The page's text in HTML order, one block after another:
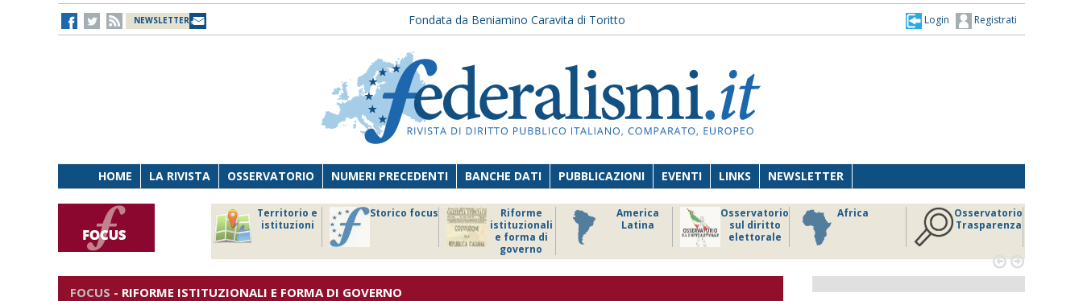
NEWSLETTER Fondata da Beniamino Caravita di Toritto Registrati
Login
HOME LA RIVISTA OSSERVATORIO NUMERI PRECEDENTI BANCHE DATI PUBBLICAZIONI EVENTI LINKS NEWSLETTER
Territorio e
istituzioni
Storico focus
Riforme
istituzionali
e forma di
governo
America
Latina
Osservatorio
sul diritto
elettorale
Africa
Osservatorio
Trasparenza
 
FOCUS - RIFORME ISTITUZIONALI E FORMA DI GOVERNO